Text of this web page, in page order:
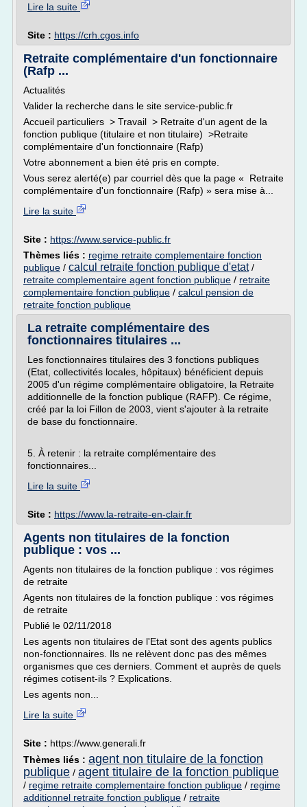
Lire la suite
Site : https://crh.cgos.info
Retraite complémentaire d'un fonctionnaire
(Rafp ...
Actualités
Valider la recherche dans le site service-public.fr
Accueil particuliers > Travail > Retraite d'un agent de la
fonction publique (titulaire et non titulaire) >Retraite
complémentaire d'un fonctionnaire (Rafp)
Votre abonnement a bien été pris en compte.
Vous serez alerté(e) par courriel dès que la page « Retraite
complémentaire d'un fonctionnaire (Rafp) » sera mise à...
Lire la suite
Site : https://www.service-public.fr
Thèmes liés : regime retraite complementaire fonction
publique / calcul retraite fonction publique d'etat/
retraite complementaire agent fonction publique / retraite
complementaire fonction publique / calcul pension de
retraite fonction publique
La retraite complémentaire des
fonctionnaires titulaires ...
Les fonctionnaires titulaires des 3 fonctions publiques
(Etat, collectivités locales, hôpitaux) bénéficient depuis
2005 d'un régime complémentaire obligatoire, la Retraite
additionnelle de la fonction publique (RAFP). Ce régime,
créé par la loi Fillon de 2003, vient s'ajouter à la retraite
de base du fonctionnaire.
5. À retenir : la retraite complémentaire des
fonctionnaires...
Lire la suite
Site : https://www.la-retraite-en-clair.fr
Agents non titulaires de la fonction
publique : vos ...
Agents non titulaires de la fonction publique : vos régimes
de retraite
Agents non titulaires de la fonction publique : vos régimes
de retraite
Publié le 02/11/2018
Les agents non titulaires de l'Etat sont des agents publics
non-fonctionnaires. Ils ne relèvent donc pas des mêmes
organismes que ces derniers. Comment et auprès de quels
régimes cotisent-ils ? Explications.
Les agents non...
Lire la suite
Site : https://www.generali.fr
Thèmes liés : agent non titulaire de la fonction
publique / agent titulaire de la fonction publique
/ regime retraite complementaire fonction publique / regime
additionnel retraite fonction publique / retraite